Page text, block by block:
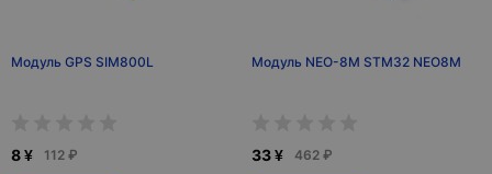
Модуль GPS SIM800L
8 ¥ 112 ₽
Модуль NEO-8M STM32 NEO8M
33 ¥ 462 ₽